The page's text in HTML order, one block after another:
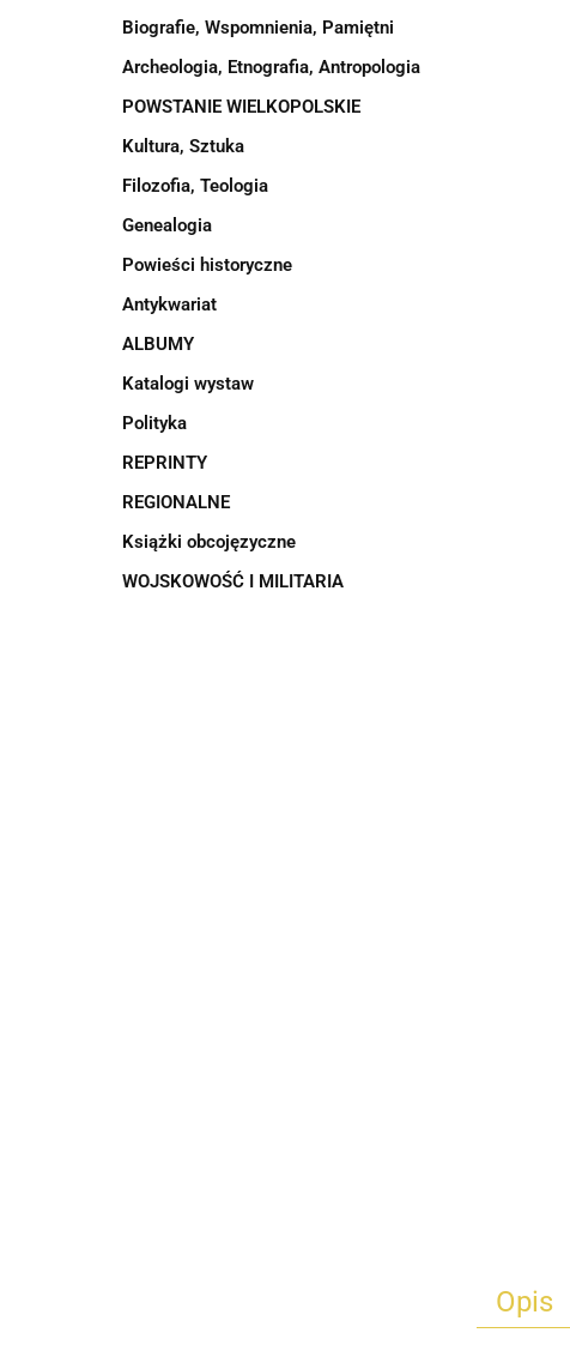
Biografie, Wspomnienia, Pamiętni
Archeologia, Etnografia, Antropologia
POWSTANIE WIELKOPOLSKIE
Kultura, Sztuka
Filozofia, Teologia
Genealogia
Powieści historyczne
Antykwariat
ALBUMY
Katalogi wystaw
Polityka
REPRINTY
REGIONALNE
Książki obcojęzyczne
WOJSKOWOŚĆ I MILITARIA
Opis